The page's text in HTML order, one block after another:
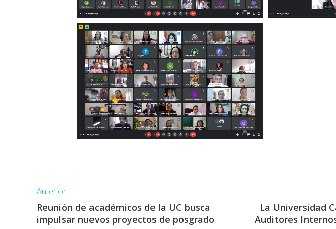
Anterior
Reunión de académicos de la UC busca
impulsar nuevos proyectos de posgrado
La Universidad
Auditores